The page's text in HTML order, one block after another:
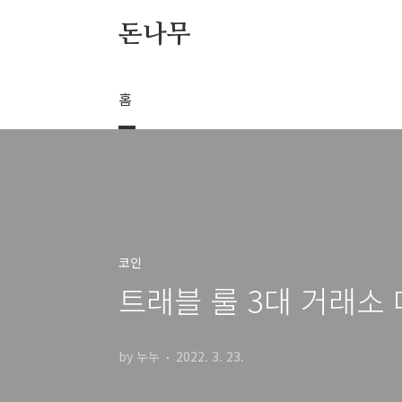
돈나무
홈
코인
트래블 룰 3대 거래소
by 누누 2022. 3. 23.